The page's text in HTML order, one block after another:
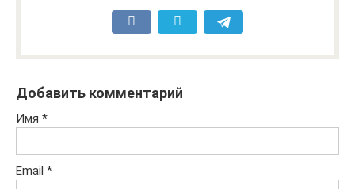
Добавить комментарий
Имя *
Email *